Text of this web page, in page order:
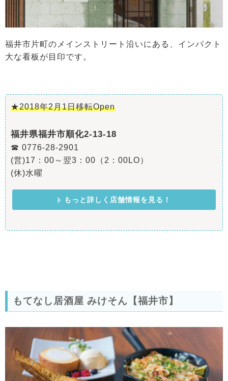
福井市片町のメインストリート沿いにある、インパクト
大な看板が目印です。
★2018年2月1日移転Open
福井県福井市順化2-13-18
☎ 0776-28-2901
(営)17：00～翌3：00（2：00LO）
(休)水曜
もっと詳しく店舗情報を見る！
もてなし居酒屋 みけそん【福井市】